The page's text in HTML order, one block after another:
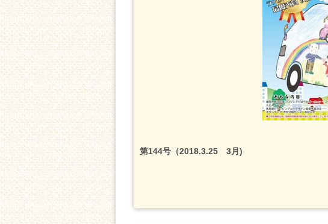
第144号（2018.3.25 3月)